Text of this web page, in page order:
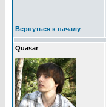
Вернуться к началу
Quasar